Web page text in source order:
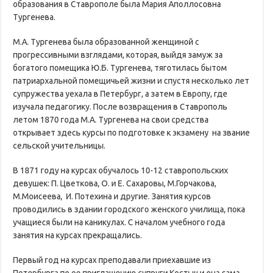
образования в Ставрополе была Мария Аполлосовна
Тургенева.
М.А. Тургенева была образованной женщиной с
прогрессивными взглядами, которая, выйдя замуж за
богатого помещика Ю.Б. Тургенева, тяготилась бытом
патриархальной помещичьей жизни и спустя несколько лет
супружества уехала в Петербург, а затем в Европу, где
изучала педагогику. После возвращения в Ставрополь
летом 1870 года М.А. Тургенева на свои средства
открывает здесь курсы по подготовке к экзамену на звание
сельской учительницы.
В 1871 году на курсах обучалось 10-12 ставропольских
девушек: П. Цветкова, О. и Е. Сахаровы, М.Горчакова,
М.Моисеева, И. Потехина и другие. Занятия курсов
проводились в здании городского женского училища, пока
учащиеся были на каникулах. С началом учебного года
занятия на курсах прекращались.
Первый год на курсах преподавали приехавшие из